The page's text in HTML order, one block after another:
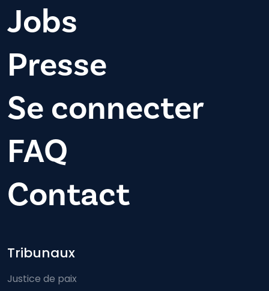
Jobs
Presse
Se connecter
FAQ
Contact
Footer-menu
Tribunaux
Justice de paix